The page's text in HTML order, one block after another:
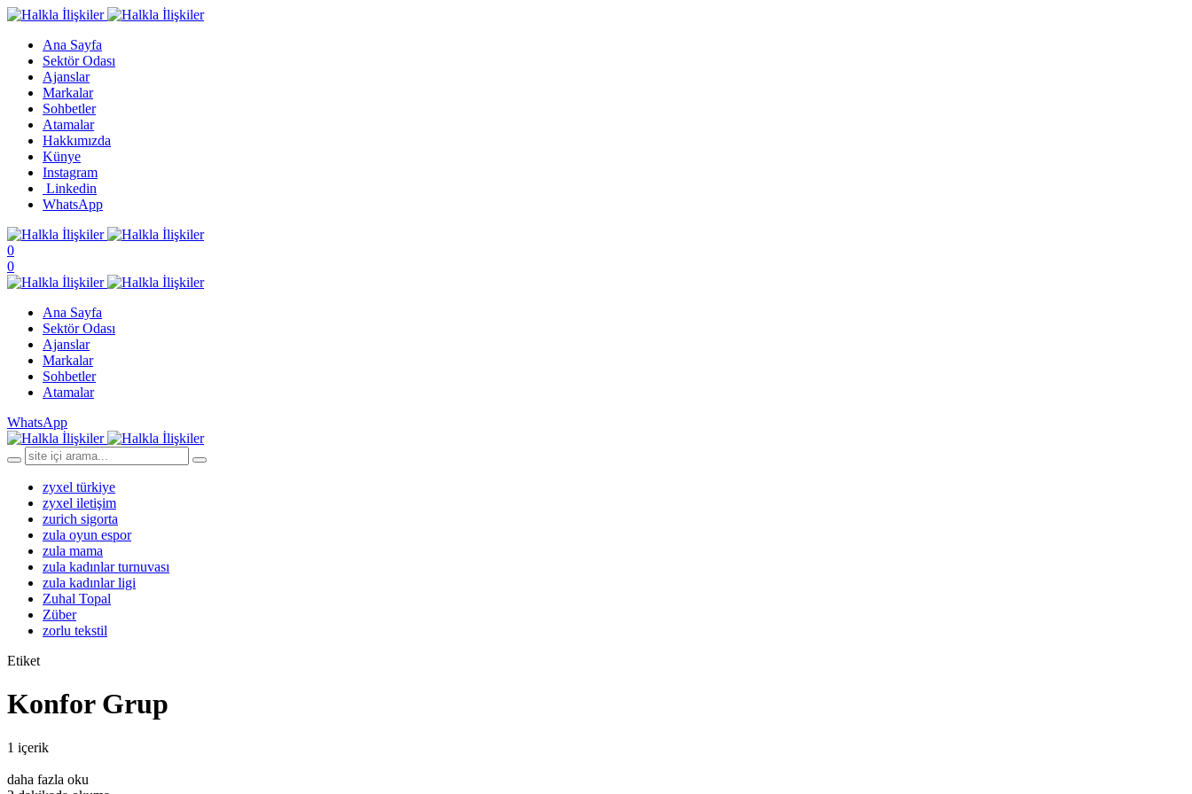
Ana Sayfa
Sektör Odası
Ajanslar
Markalar
Sohbetler
Atamalar
Hakkımızda
Künye
Instagram
Linkedin
WhatsApp
0
0
Ana Sayfa
Sektör Odası
Ajanslar
Markalar
Sohbetler
Atamalar
WhatsApp
zyxel türkiye
zyxel iletişim
zurich sigorta
zula oyun espor
zula mama
zula kadınlar turnuvası
zula kadınlar ligi
Zuhal Topal
Züber
zorlu tekstil
Etiket
Konfor Grup
1 içerik
daha fazla oku